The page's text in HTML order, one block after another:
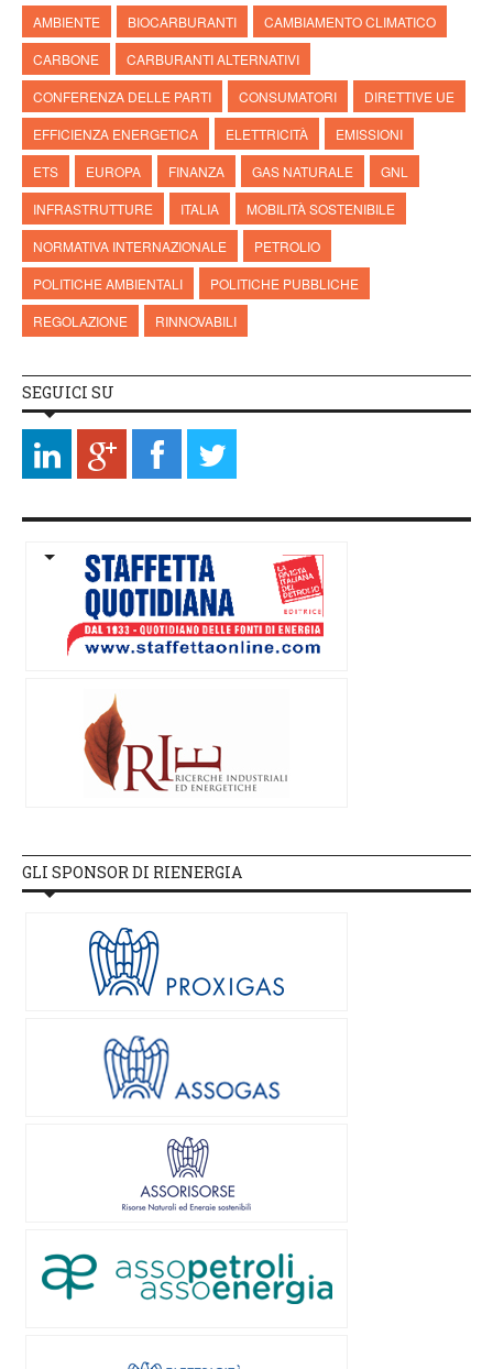
AMBIENTE BIOCARBURANTI
CAMBIAMENTO CLIMATICO
CARBONE
CARBURANTI ALTERNATIVI
CONFERENZA DELLE PARTI
CONSUMATORI
DIRETTIVE UE
EFFICIENZA ENERGETICA
ELETTRICITÀ
EMISSIONI
ETS
EUROPA FINANZA GAS NATURALE
GNL
INFRASTRUTTURE
ITALIA
MOBILITÀ SOSTENIBILE
NORMATIVA INTERNAZIONALE
PETROLIO
POLITICHE AMBIENTALI
POLITICHE PUBBLICHE
REGOLAZIONE
RINNOVABILI
SEGUICI SU
GLI SPONSOR DI RIENERGIA